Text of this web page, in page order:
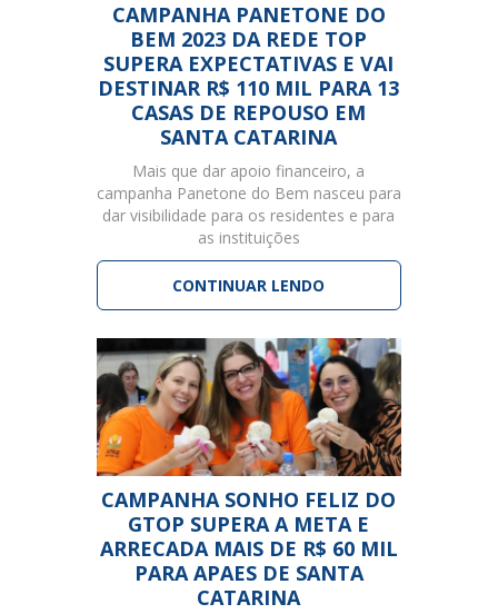
CAMPANHA PANETONE DO
BEM 2023 DA REDE TOP
SUPERA EXPECTATIVAS E VAI
DESTINAR R$ 110 MIL PARA 13
CASAS DE REPOUSO EM
SANTA CATARINA
Mais que dar apoio financeiro, a
campanha Panetone do Bem nasceu para
dar visibilidade para os residentes e para
as instituições
CONTINUAR LENDO
CAMPANHA SONHO FELIZ DO
GTOP SUPERA A META E
ARRECADA MAIS DE R$ 60 MIL
PARA APAES DE SANTA
CATARINA